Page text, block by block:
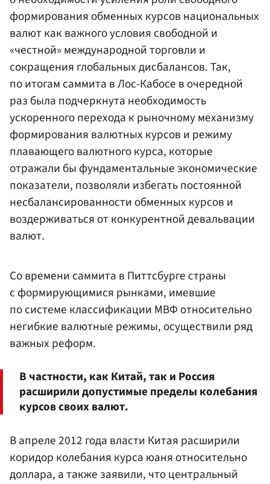
формирования обменных курсов национальных
валют как важного условия свободной и
«честной» международной торговли и
сокращения глобальных дисбалансов. Так,
по итогам саммита в Лос-Кабосе в очередной
раз была подчеркнута необходимость
ускоренного перехода к рыночному механизму
формирования валютных курсов и режиму
плавающего валютного курса, которые
отражали бы фундаментальные экономические
показатели, позволяли избегать постоянной
несбалансированности обменных курсов и
воздерживаться от конкурентной девальвации
валют.
Со времени саммита в Питтсбурге страны
с формирующимися рынками, имевшие
по системе классификации МВФ относительно
негибкие валютные режимы, осуществили ряд
важных реформ.
В частности, как Китай, так и Россия
расширили допустимые пределы колебания
курсов своих валют.
В апреле 2012 года власти Китая расширили
коридор колебания курса юаня относительно
доллара, а также заявили, что центральный